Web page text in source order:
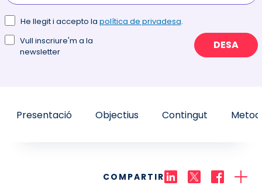
He llegit i accepto la política de privadesa.
Vull inscriure'm a la
newsletter
DESA
Presentació Objectius Contingut
COMPARTIR